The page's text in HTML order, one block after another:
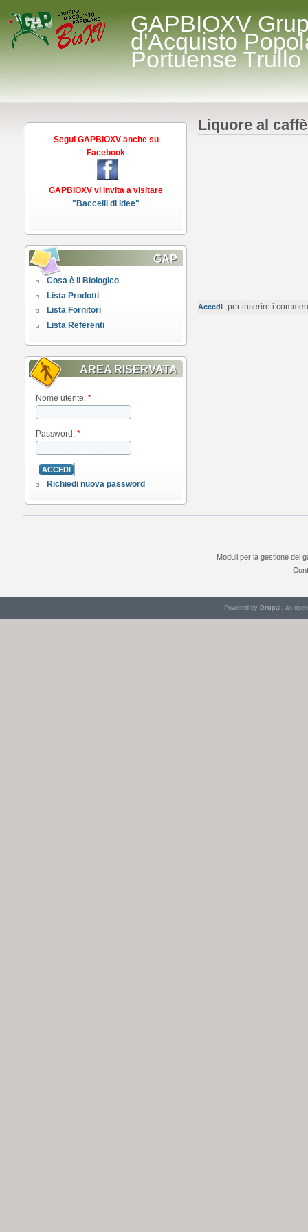
GAPBIOXV
d'Acquisto
Portuense Trullo
Segui GAPBIOXV anche su
Facebook
GAPBIOXV vi invita a visitare
"Baccelli di idee"
GAP
Cosa è il Biologico
Lista Prodotti
Lista Fornitori
Lista Referenti
AREA RISERVATA
Nome utente: *
Password: *
Richiedi nuova password
Liquore al
Accedi per inserire i
Moduli per la gestione del
Powered by Drupal , an